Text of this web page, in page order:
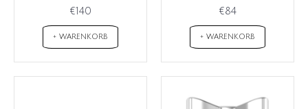
€140
+ WARENKORB
€84
+ WARENKORB